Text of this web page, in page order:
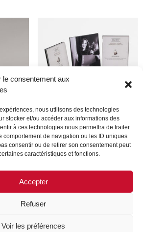
le consentement aux
nous utilisons des technologies
stocker et/ou accéder aux informations des
à ces technologies nous permettra de traiter
comportement de navigation ou les ID uniques
consentir ou de retirer son consentement peut
caractéristiques et fonctions.
Accepter
Refuser
Voir les préférences
Produit
Lire la suite